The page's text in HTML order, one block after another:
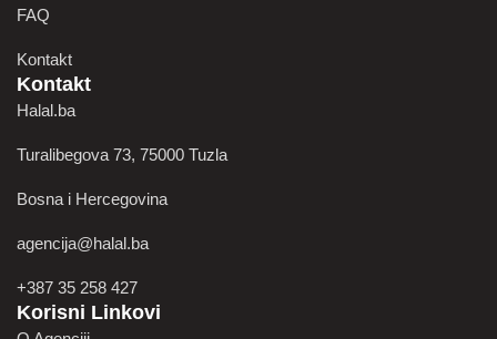
FAQ
Kontakt
Kontakt
Halal.ba
Turalibegova 73, 75000 Tuzla
Bosna i Hercegovina
agencija@halal.ba
+387 35 258 427
Korisni Linkovi